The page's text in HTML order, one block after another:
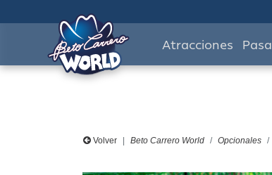
Atracciones
Volver Beto Carrero World Opcionales